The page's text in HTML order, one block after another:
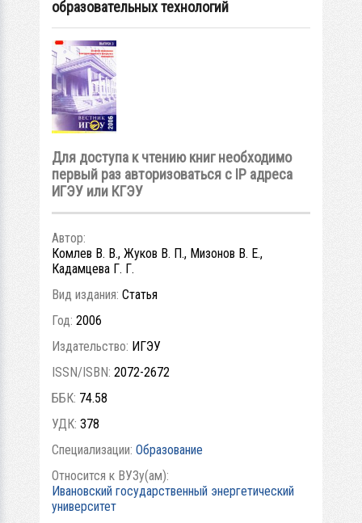
образовательных технологий
Для доступа к чтению книг необходимо
первый раз авторизоваться с IP адреса
ИГЭУ или КГЭУ
Автор:
Комлев В. В., Жуков В. П., Мизонов В. Е.,
Кадамцева Г. Г.
Вид издания: Статья
Год: 2006
Издательство: ИГЭУ
ISSN/ISBN: 2072-2672
ББК: 74.58
УДК: 378
Специализации: Образование
Относится к ВУЗу(ам):
Ивановский государственный энергетический
университет